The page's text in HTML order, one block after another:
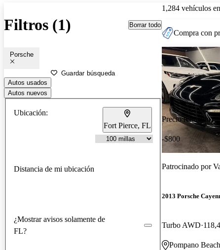
Filtros (1) Borrar todo
Porsche
Guardar búsqueda
Autos usados
Autos nuevos
Ubicación:
Fort Pierce, FL
Distancia de mi ubicación
¿Mostrar avisos solamente de
FL?
1,284 vehículos
Compra con
Precio reducido
-$800
Patrocinado por
2013 Porsche
Turbo AWD
Pompano